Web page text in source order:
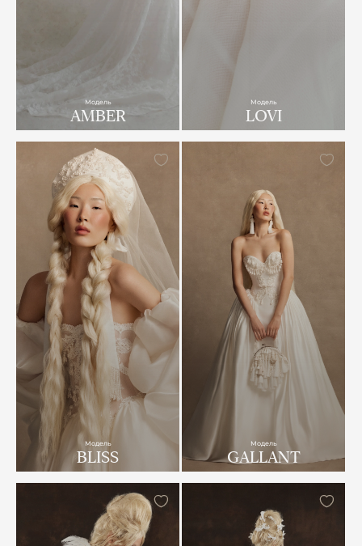
Модель
AMBER
Модель
LOVI
Модель
BLISS
Модель
GALLANT